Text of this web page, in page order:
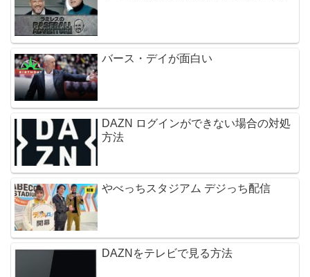
バース・デイが面白い
DAZN ログインができない場合の対処
方法
やべっちスタジアム デジっち配信
DAZNをテレビで見る方法